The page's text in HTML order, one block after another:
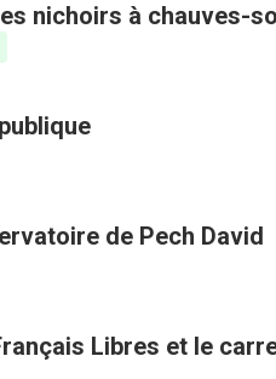
nichoirs à chauves-
de Pech David
Libres et le